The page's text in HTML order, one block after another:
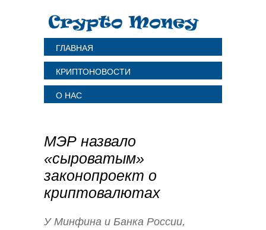
ГЛАВНАЯ
КРИПТОНОВОСТИ
О НАС
МЭР назвало
«сыроватым»
законопроект о
криптовалютах
У Минфина и Банка России,